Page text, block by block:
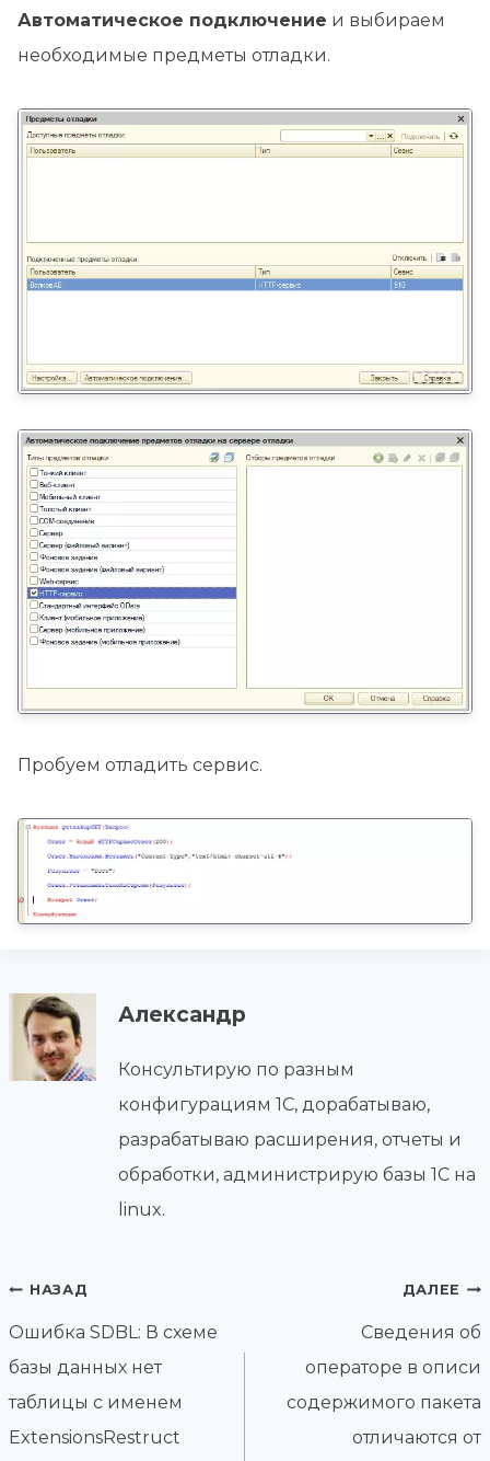
Автоматическое подключение и выбираем
необходимые предметы отладки.
Пробуем отладить сервис.
Александр
Консультирую по разным
конфигурациям 1С, дорабатываю,
разрабатываю расширения, отчеты и
обработки, администрирую базы 1С на
linux.
Навигация
по
записям
НАЗАД
Ошибка SDBL: В схеме
базы данных нет
таблицы с именем
ExtensionsRestruct
ДАЛЕЕ
Сведения об
операторе в описи
содержимого пакета
отличаются от